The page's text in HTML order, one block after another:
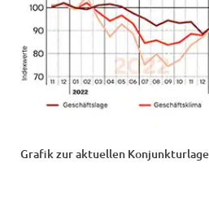
Grafik zur aktuellen Konjunkturlage